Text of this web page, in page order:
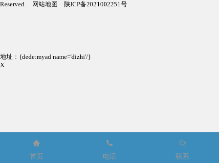
Reserved. 网站地图 陕ICP备2021002251号

首页

电话

联系
地址：{dede:myad name='dizhi'/}
X